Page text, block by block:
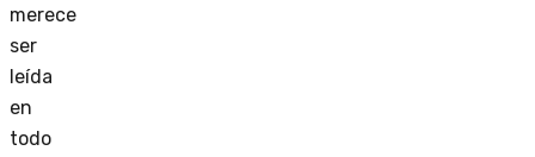
merece
ser
leída
en
todo